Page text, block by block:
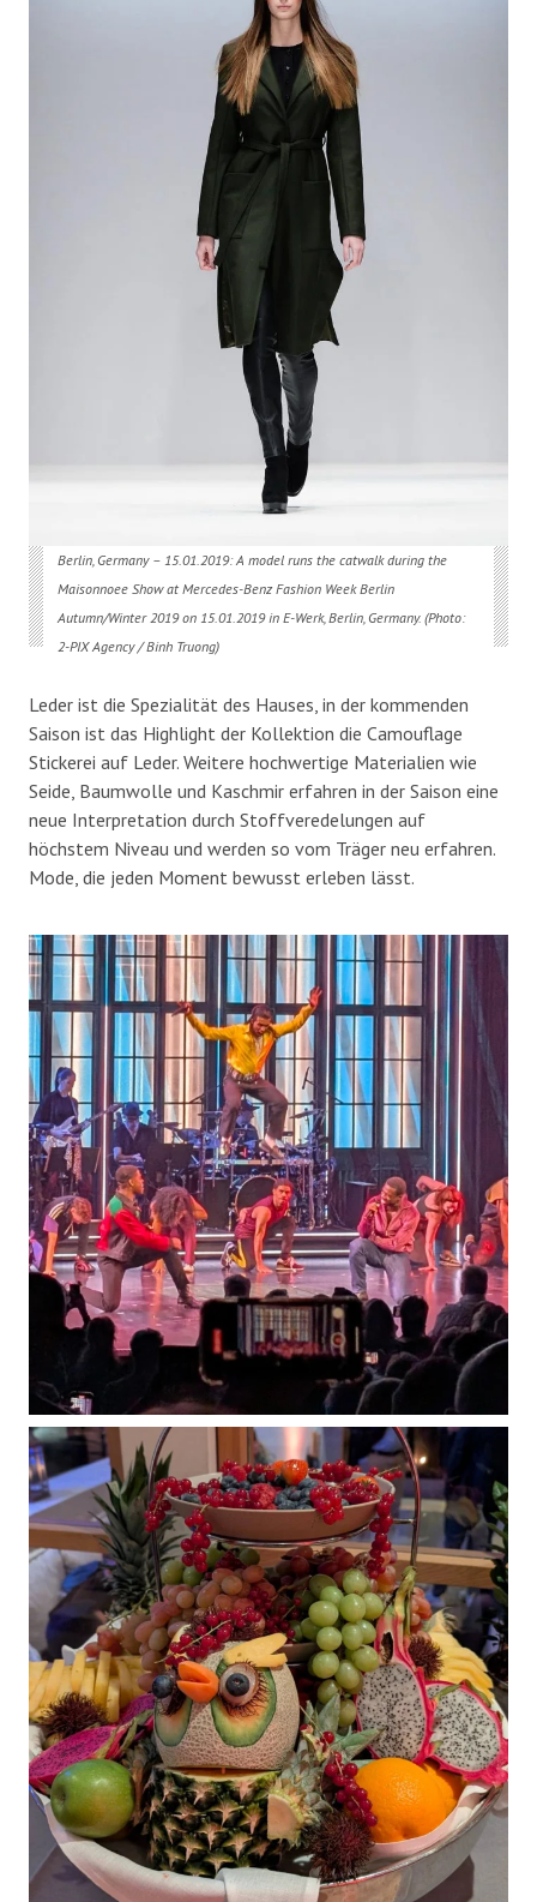
Berlin, Germany – 15.01.2019: A model runs the catwalk during the
Maisonnoee Show at Mercedes-Benz Fashion Week Berlin
Autumn/Winter 2019 on 15.01.2019 in E-Werk, Berlin, Germany. (Photo:
2-PIX Agency / Binh Truong)
Leder ist die Spezialität des Hauses, in der kommenden
Saison ist das Highlight der Kollektion die Camouflage
Stickerei auf Leder. Weitere hochwertige Materialien wie
Seide, Baumwolle und Kaschmir erfahren in der Saison eine
neue Interpretation durch Stoffveredelungen auf
höchstem Niveau und werden so vom Träger neu erfahren.
Mode, die jeden Moment bewusst erleben lässt.